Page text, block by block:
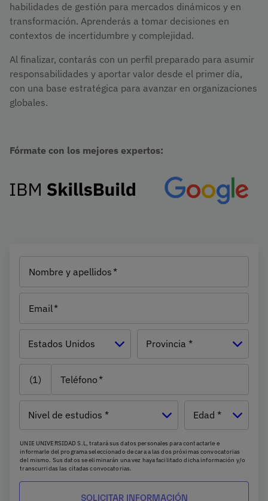
habilidades de gestión para mercados dinámicos y en
transformación. Aprenderás a tomar decisiones en
contextos de incertidumbre y complejidad.
Al finalizar, contarás con un perfil preparado para asumir
responsabilidades y aportar valor desde el primer día,
con una base estratégica para avanzar en organizaciones
globales.
Fórmate con los mejores expertos:
Imagen
Nombre y apellidos
Email
Estados Unidos Provincia *
(1) Teléfono
estudios
UNIE UNIVERSIDAD S.L, tratará sus datos personales para contactarle e
informarle del programa seleccionado de cara a las dos próximas convocatorias
del mismo. Sus datos se eliminarán una vez haya facilitado dicha información y/o
transcurridas las citadas convocatorias.
Ud. podrá ejercer los derechos de acceso, supresión, rectificación, oposición,
limitación y portabilidad, mediante carta a UNIE UNIVERSIDAD S.L - Apartado de